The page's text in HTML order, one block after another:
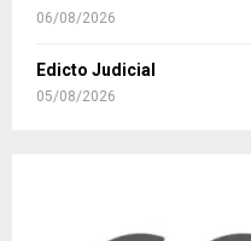
06/08/2026
Edicto Judicial
05/08/2026